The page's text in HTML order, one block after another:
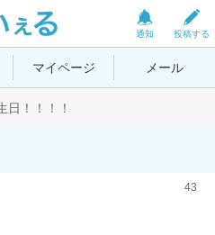
投稿する
通知
マイページ メール
日！！！！
43